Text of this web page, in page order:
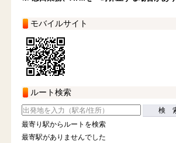
モバイルサイト
ルート検索
検
最寄り駅からルートを検索
最寄駅がありませんでした